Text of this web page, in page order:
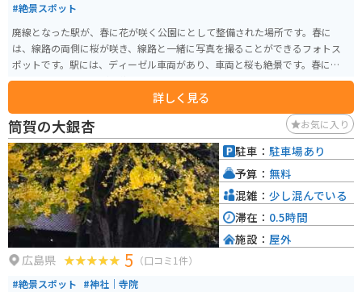
#絶景スポット
廃線となった駅が、春に花が咲く公園にとして整備された場所です。春に
は、線路の両側に桜が咲き、線路と一緒に写真を撮ることができるフォトス
ポットです。駅には、ディーゼル車両があり、車両と桜も絶景です。春には、
「安野はなまつり」が開催されています。
詳しく見る
筒賀の大銀杏 お気に入り
広島県 5 （口コミ1件）
#絶景スポット #神社｜寺院
駐車： 駐車場あり
予算： 無料
混雑： 少し混んでいる
滞在： 0.5時間
施設： 屋外